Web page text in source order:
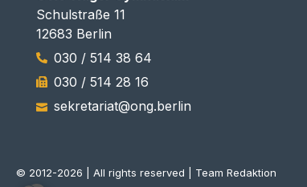
Schulstraße 11
12683 Berlin
030 / 514 38 64
030 / 514 28 16
sekretariat@ong.berlin
© 2012-2026 | All rights reserved | Team Redaktion